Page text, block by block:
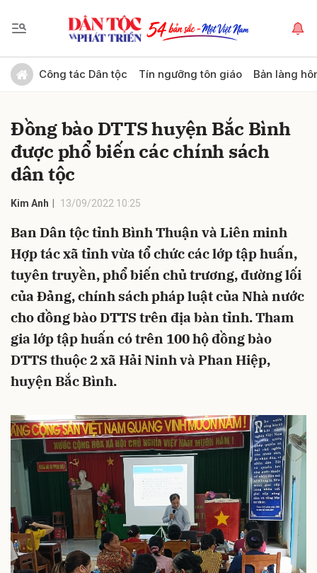
Công tác Dân tộc Tín ngưỡng tôn giáo Bản làng
Đồng bào DTTS huyện Bắc Bình
được phổ biến các chính sách
dân tộc
Kim Anh 13/09/2022 10:25
Ban Dân tộc tỉnh Bình Thuận và Liên minh
Hợp tác xã tỉnh vừa tổ chức các lớp tập huấn,
tuyên truyền, phổ biến chủ trương, đường lối
của Đảng, chính sách pháp luật của Nhà nước
cho đồng bào DTTS trên địa bàn tỉnh. Tham
gia lớp tập huấn có trên 100 hộ đồng bào
DTTS thuộc 2 xã Hải Ninh và Phan Hiệp,
huyện Bắc Bình.
Gửi bình luận